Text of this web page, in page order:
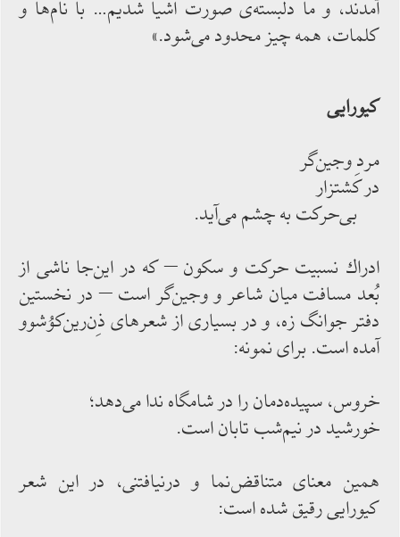
‌‌آمدند، و ما دلبسته‌‌ی صورت اشیا شدیم… با نام‌‌ها و
كلمات، همه چیز محدود می‌‌شود.»
كیورایی
مردِ وجین‌‌گر
در كشتزار
بی‌‌حركت به‌‌ چشم‌‌ می‌‌آید.
ادراك نسبیت حركت و سكون – كه در این‌‌جا ناشی از
بُعد مسافت میان شاعر و وجین‌گر است – در نخستین
دفتر جوانگ زه، و در بسیاری از شعرهای ذِن‌‌رین‌‌كوُشوو
آمده ‌‌است. برای نمونه:
خروس، سپیده‌‌دمان را در شامگاه ندا می‌‌دهد؛
خورشید در نیم‌‌شب تابان است.
همین معنای متناقض‌‌نما و درنیافتنی، در این شعر
كیورایی رقیق‌‌ شده ‌‌است: